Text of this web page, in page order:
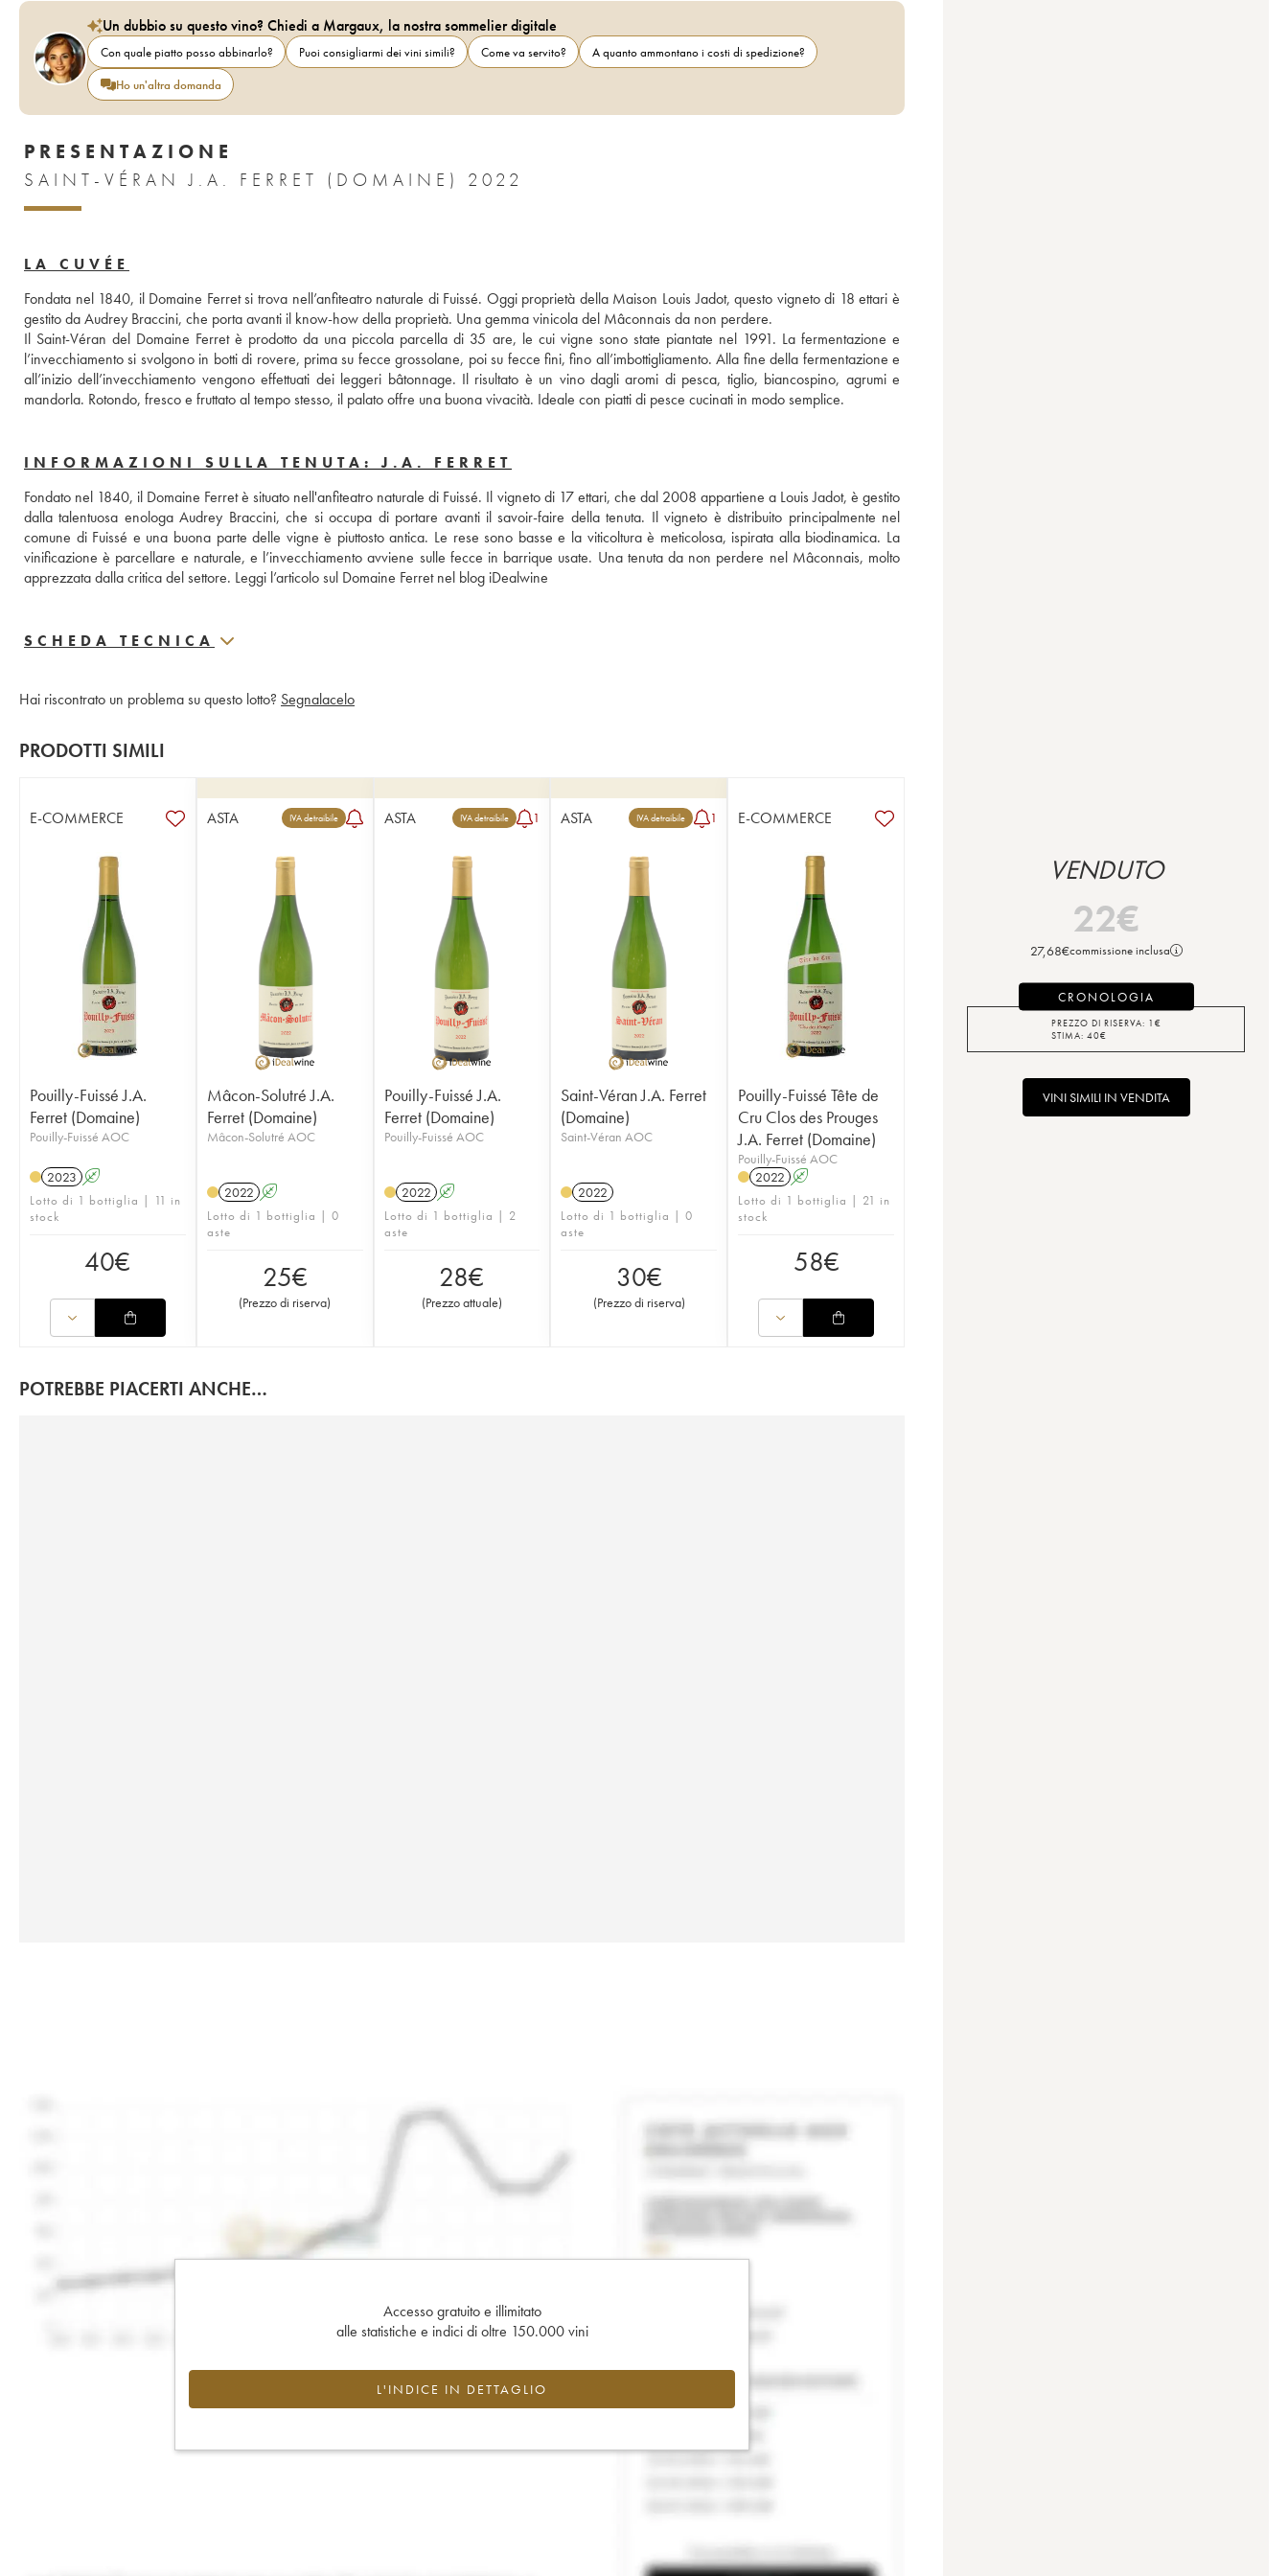
Un dubbio su questo vino? Chiedi a Margaux, la nostra sommelier digitale
Con quale piatto posso abbinarlo? Puoi consigliarmi dei vini simili? Come va servito?
A quanto ammontano i costi di spedizione?
Ho un'altra domanda
PRESENTAZIONE
SAINT-VÉRAN J.A. FERRET (DOMAINE) 2022
LA CUVÉE
Fondata nel 1840, il Domaine Ferret si trova nell’anfiteatro naturale di Fuissé. Oggi proprietà della Maison Louis Jadot, questo vigneto di 18 ettari è
gestito da Audrey Braccini, che porta avanti il know-how della proprietà. Una gemma vinicola del Mâconnais da non perdere.
Il Saint-Véran del Domaine Ferret è prodotto da una piccola parcella di 35 are, le cui vigne sono state piantate nel 1991. La fermentazione e
l’invecchiamento si svolgono in botti di rovere, prima su fecce grossolane, poi su fecce fini, fino all’imbottigliamento. Alla fine della fermentazione e
all’inizio dell’invecchiamento vengono effettuati dei leggeri bâtonnage. Il risultato è un vino dagli aromi di pesca, tiglio, biancospino, agrumi e
mandorla. Rotondo, fresco e fruttato al tempo stesso, il palato offre una buona vivacità. Ideale con piatti di pesce cucinati in modo semplice.
INFORMAZIONI SULLA TENUTA: J.A. FERRET
Fondato nel 1840, il Domaine Ferret è situato nell'anfiteatro naturale di Fuissé. Il vigneto di 17 ettari, che dal 2008 appartiene a Louis Jadot, è gestito
dalla talentuosa enologa Audrey Braccini, che si occupa di portare avanti il savoir-faire della tenuta. Il vigneto è distribuito principalmente nel
comune di Fuissé e una buona parte delle vigne è piuttosto antica. Le rese sono basse e la viticoltura è meticolosa, ispirata alla biodinamica. La
vinificazione è parcellare e naturale, e l’invecchiamento avviene sulle fecce in barrique usate. Una tenuta da non perdere nel Mâconnais, molto
apprezzata dalla critica del settore. Leggi l’articolo sul Domaine Ferret nel blog iDealwine
SCHEDA TECNICA
Hai riscontrato un problema su questo lotto? Segnalacelo
PRODOTTI SIMILI
E-COMMERCE
Pouilly-Fuissé J.A.
Ferret (Domaine)
Pouilly-Fuissé AOC
2023 A
Lotto di 1 bottiglia | 11 in
stock
40€
ASTA IVA detraibile
Mâcon-Solutré J.A.
Ferret (Domaine)
Mâcon-Solutré AOC
2022 A
Lotto di 1 bottiglia | 0
aste
25€
(Prezzo di riserva)
ASTA IVA detraibile 1
Pouilly-Fuissé J.A.
Ferret (Domaine)
Pouilly-Fuissé AOC
2022 A
Lotto di 1 bottiglia | 2
aste
28€
(Prezzo attuale)
ASTA IVA detraibile 1
Saint-Véran J.A. Ferret
(Domaine)
Saint-Véran AOC
2022
Lotto di 1 bottiglia | 0
aste
30€
(Prezzo di riserva)
E-COMMERCE
Pouilly-Fuissé Tête de
Cru Clos des Prouges
J.A. Ferret (Domaine)
Pouilly-Fuissé AOC
2022 A
Lotto di 1 bottiglia | 21 in
stock
58€
POTREBBE PIACERTI ANCHE…
Accesso gratuito e illimitato
alle statistiche e indici di oltre 150.000 vini
L'INDICE IN DETTAGLIO
VENDUTO
22€
27,68€commissione inclusa
CRONOLOGIA
PREZZO DI RISERVA: 1 €
STIMA: 40€
VINI SIMILI IN VENDITA